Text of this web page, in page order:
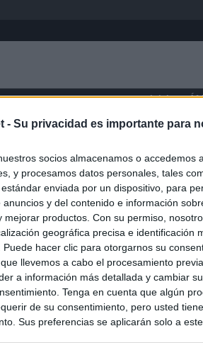
- Su privacidad es importante para
socios almacenamos o accedemos
y procesamos datos personales, tales
enviada por un dispositivo, para
anuncios y del contenido e información
mejorar productos. Con su permiso,
geográfica precisa e identificación
Puede hacer clic para otorgarnos su
llevemos a cabo el procesamiento
a información más detallada y cambiar
Tenga en cuenta que algún
de su consentimiento, pero usted
Sus preferencias se aplicarán solo a
Inicio
Perth